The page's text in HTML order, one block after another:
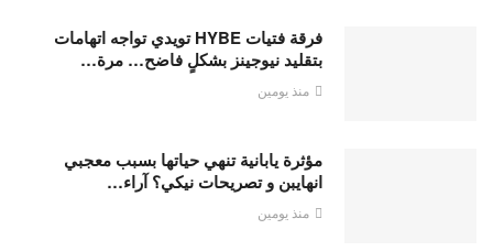
فرقة فتيات HYBE تويدي تواجه اتهامات
بتقليد نيوجينز بشكلٍ فاضح… مرة…
منذ يومين
مؤثرة يابانية تنهي حياتها بسبب معجبي
انهايبن و تصريحات نيكي؟ آراء…
منذ يومين